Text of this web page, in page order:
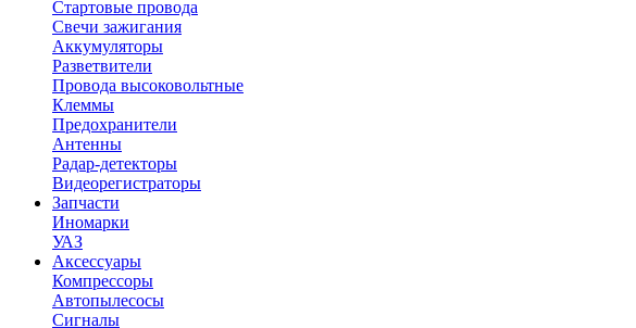
Стартовые провода
Свечи зажигания
Аккумуляторы
Разветвители
Провода высоковольтные
Клеммы
Предохранители
Антенны
Радар-детекторы
Видеорегистраторы
Запчасти
Иномарки
УАЗ
Аксесcуары
Компрессоры
Автопылесосы
Сигналы